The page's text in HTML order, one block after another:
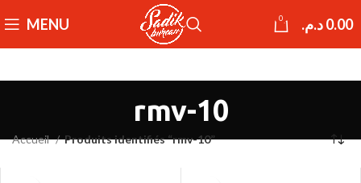
MENU 0 0.00د.م.
rmv-10
Accueil Produits identifiés “rmv-10”